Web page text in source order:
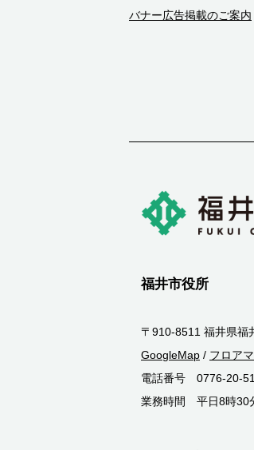
バナー広告掲載のご案内
福井市役所
〒910-8511 福井県福
GoogleMap / フロア
電話番号 0776-20-
業務時間 平日8時30